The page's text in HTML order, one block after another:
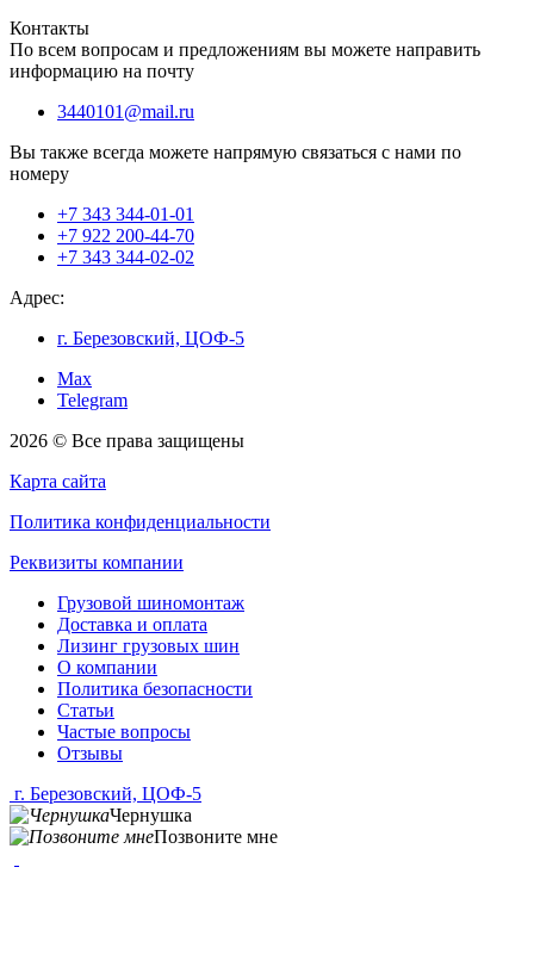
Контакты
По всем вопросам и предложениям вы можете направить
информацию на почту
3440101@mail.ru
Вы также всегда можете напрямую связаться с нами по
номеру
+7 343 344-01-01
+7 922 200-44-70
+7 343 344-02-02
Адрес:
г. Березовский, ЦОФ-5
Max
Telegram
2026 © Все права защищены
Карта сайта
Политика конфиденциальности
Реквизиты компании
Грузовой шиномонтаж
Доставка и оплата
Лизинг грузовых шин
О компании
Политика безопасности
Статьи
Частые вопросы
Отзывы
г. Березовский, ЦОФ-5
Чернушка
Позвоните мне